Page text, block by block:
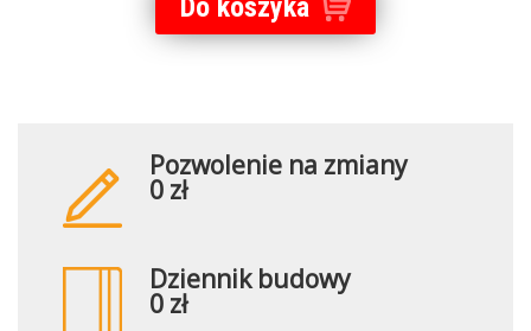
Do koszyka
Pozwolenie na zmiany
0 zł
Dziennik budowy
0 zł